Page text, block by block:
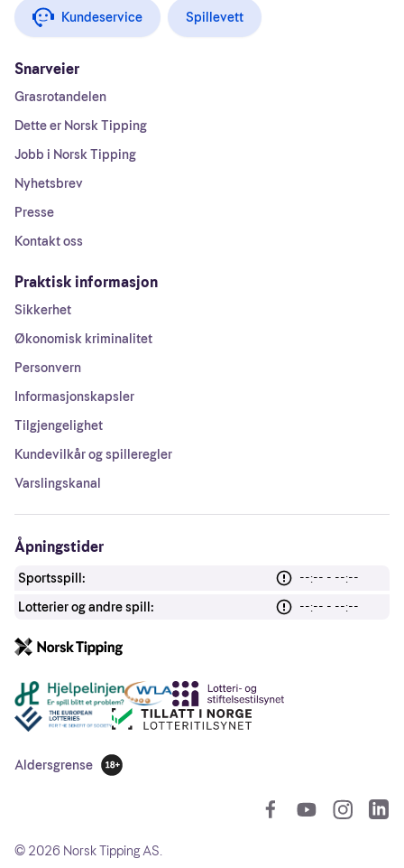
Kundeservice Spillevett
Snarveier
Grasrotandelen
Dette er Norsk Tipping
Jobb i Norsk Tipping
Nyhetsbrev
Presse
Kontakt oss
Praktisk informasjon
Sikkerhet
Økonomisk kriminalitet
Personvern
Informasjonskapsler
Tilgjengelighet
Kundevilkår og spilleregler
Varslingskanal
Åpningstider
Sportsspill:
--:-- - --:--
Lotterier og andre spill:
--:-- - --:--
Andre lenker
Aldersgrense
18 år
© 2026 Norsk Tipping AS.